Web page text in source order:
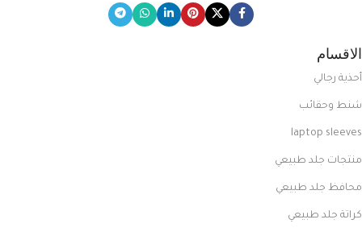
الاقسام
أحذية رجالي
شنط وحقائب
laptop sleeves
منتجات جلد طبيعي
محافظ جلد طبيعي
كراتة جلد طبيعي